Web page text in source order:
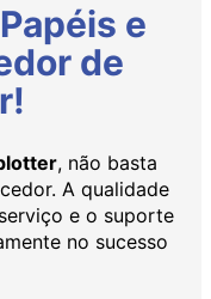
e
de
, não basta
A qualidade
e o suporte
no sucesso